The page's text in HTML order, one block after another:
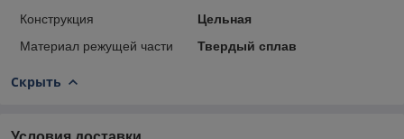
Конструкция
Цельная
Материал режущей части
Твердый сплав
Скрыть